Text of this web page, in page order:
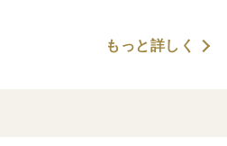
もっと詳しく